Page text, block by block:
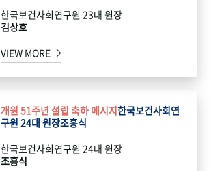
한국보건사회연구원 23대 원장
김상호
VIEW MORE
개원 51주년 설립 축하 메시지한국보건사회연
구원 24대 원장조흥식
한국보건사회연구원 24대 원장
조흥식